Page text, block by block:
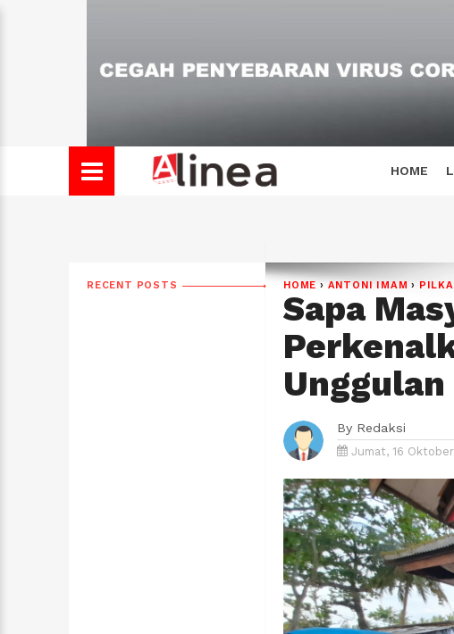
HOME
RECENT POSTS HOME › ANTONI IMAM ›
Sapa
Unggulan
By Redaksi
Jumat, 16